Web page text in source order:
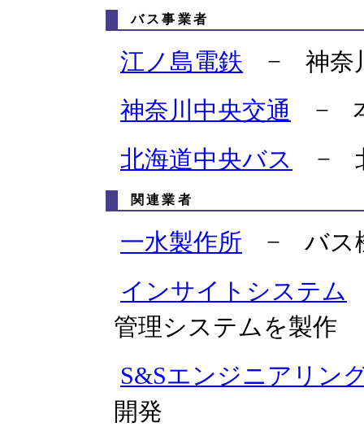
バス事業者
江ノ島電鉄 − 神奈
神奈川中央交通
− 本
北海道中央バス
− 北
関連業者
一水製作所 − バス
インサイトシステム
管理システムを製作
S&Sエンジニアリン
開発